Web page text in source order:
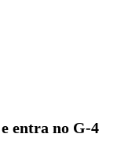
entra no G-4